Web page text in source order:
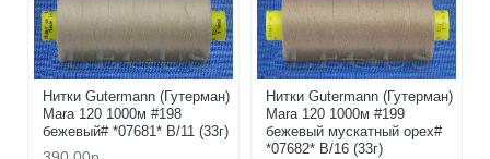
Нитки Gutermann (Гутерман)
Mara 120 1000м #198
бежевый# *07681* B/11 (33г)
Нитки Gutermann (Гутерман)
Mara 120 1000м #199
бежевый мускатный орех#
*07682* B/16 (33г)